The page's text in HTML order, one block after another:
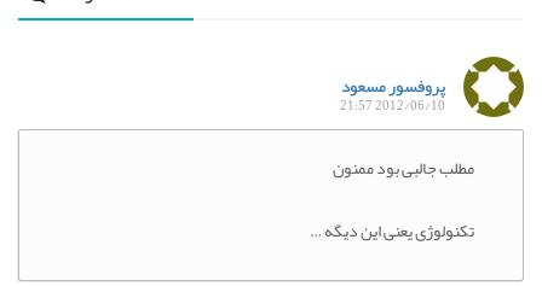
پروفسور مسعود
2012/06/10 21:57
مطلب جالبی بود ممنون
تکنولوژی یعنی این دیگه …